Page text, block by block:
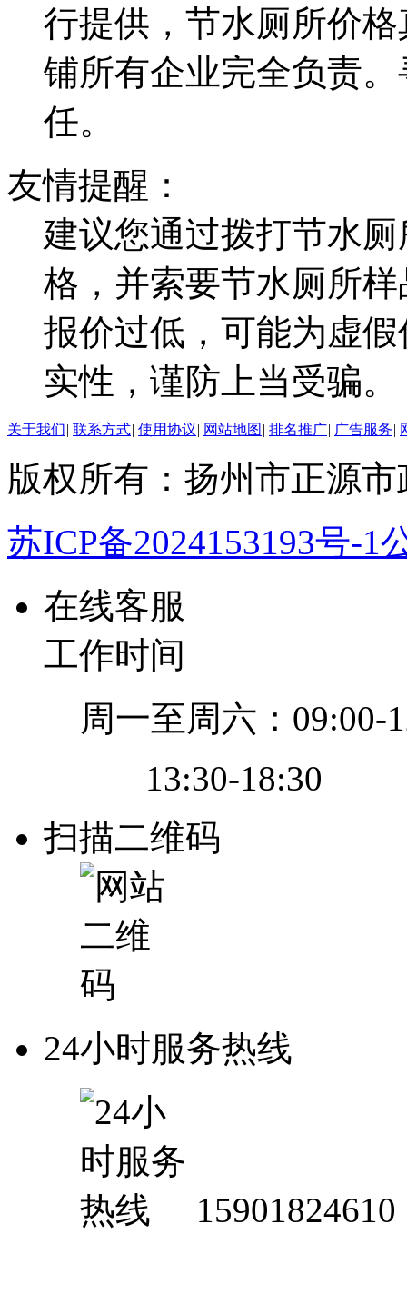
行提供，节水厕所价
铺所有企业完全负责
任。
友情提醒：
建议您通过拨打节水
格，并索要节水厕所
报价过低，可能为虚
实性，谨防上当受骗。
关于我们| 联系方式| 使用协议| 网站地图 | 排名推广| 广告服务|
版权所有：扬州市正源
苏ICP备2024153193号-1
在线客服
工作时间
周一至周六：09:00-
13:30-18:30
扫描二维码
24小时服务热线
15901824610